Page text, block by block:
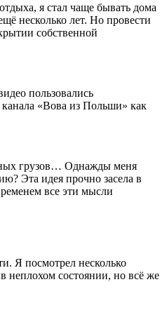
я стал чаще бывать дома
несколько лет. Но провести
собственной
пользовались
«Вова из Польши» как
грузов… Однажды меня
Эта идея прочно засела в
все эти мысли
Я посмотрел несколько
неплохом состоянии, но всё же